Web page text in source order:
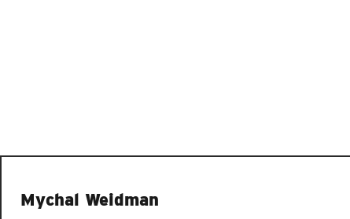
Mychal Weidman